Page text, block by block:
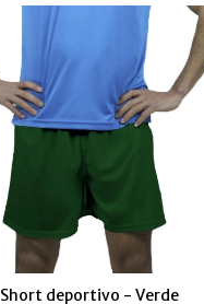
Short deportivo - Verde